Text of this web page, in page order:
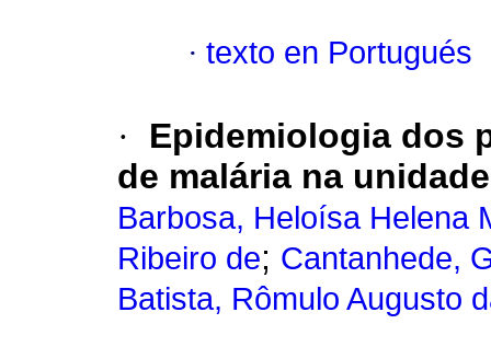
· texto en Portugués
·
Epidemiologia dos
de malária na
Barbosa, Heloísa Helena
Ribeiro de; Cantanhede,
Batista, Rômulo Augusto